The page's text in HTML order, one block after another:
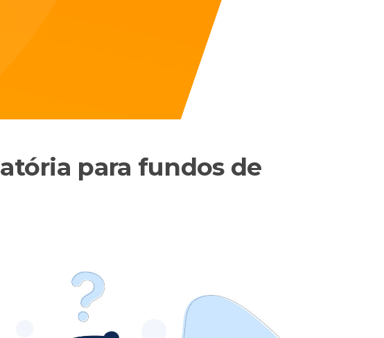
para fundos de